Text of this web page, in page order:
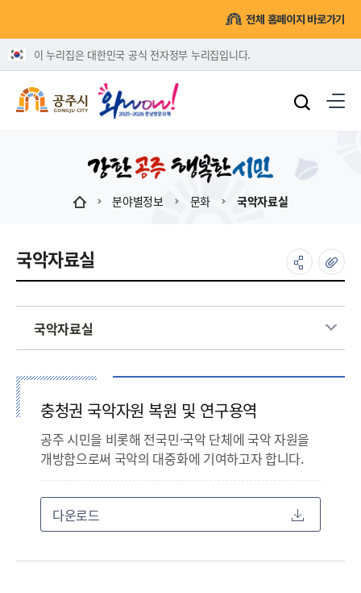
전체 홈페이지 바로가기
이 누리집은 대한민국 공식 전자정부 누리집입니다.
분야별정보 문화 국악자료실
국악자료실
국악자료실
충청권 국악자원 복원 및 연구용역
공주 시민을 비롯해 전국민·국악 단체에 국악 자원을
개방함으로써 국악의 대중화에 기여하고자 합니다.
다운로드